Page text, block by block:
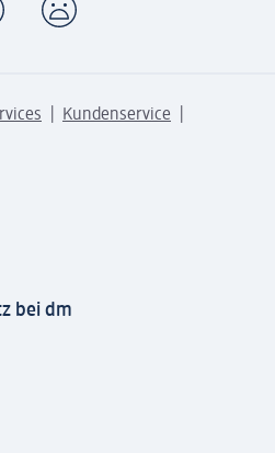
Kundenservice
bei dm